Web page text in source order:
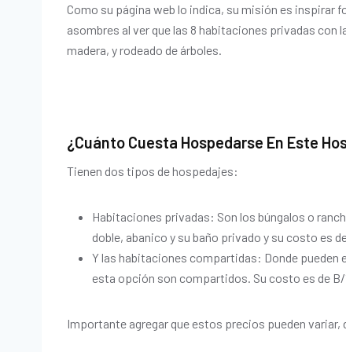
Como su página web lo indica, su misión es inspirar
asombres al ver que las 8 habitaciones privadas
madera, y rodeado de árboles.
¿Cuánto Cuesta Hospedarse En Este
Tienen dos tipos de hospedajes:
Habitaciones privadas: Son los búngalos o
doble, abanico y su baño privado y su costo es
Y las habitaciones compartidas: Donde pueden
esta opción son compartidos. Su costo es de B/
Importante agregar que estos precios pueden variar,